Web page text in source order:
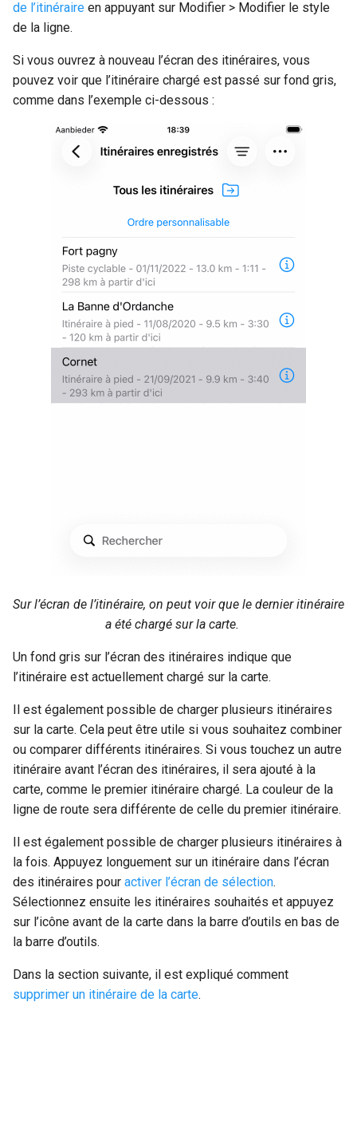
de l’itinéraire en appuyant sur Modifier > Modifier le style
de la ligne.
Si vous ouvrez à nouveau l’écran des itinéraires, vous
pouvez voir que l’itinéraire chargé est passé sur fond gris,
comme dans l’exemple ci-dessous :
Sur l’écran de l’itinéraire, on peut voir que le dernier itinéraire
a été chargé sur la carte.
Un fond gris sur l’écran des itinéraires indique que
l’itinéraire est actuellement chargé sur la carte.
Il est également possible de charger plusieurs itinéraires
sur la carte. Cela peut être utile si vous souhaitez combiner
ou comparer différents itinéraires. Si vous touchez un autre
itinéraire avant l’écran des itinéraires, il sera ajouté à la
carte, comme le premier itinéraire chargé. La couleur de la
ligne de route sera différente de celle du premier itinéraire.
Il est également possible de charger plusieurs itinéraires à
la fois. Appuyez longuement sur un itinéraire dans l’écran
des itinéraires pour activer l’écran de sélection.
Sélectionnez ensuite les itinéraires souhaités et appuyez
sur l’icône avant de la carte dans la barre d’outils en bas de
la barre d’outils.
Dans la section suivante, il est expliqué comment
supprimer un itinéraire de la carte.